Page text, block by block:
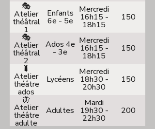
🎭
Atelier
théâtral
1
Enfants
6e - 5e
Mercredi
16h15 -
18h15
150
🎭
Atelier
théâtral
2
Ados 4e
- 3e
Mercredi
16h15 -
18h15
150
🐛
Atelier
théâtre
ados
Lycéens
Mercredi
18h30 -
20h30
150
🦋
Atelier
théâtre
adulte
Adultes
Mardi
19h30 -
22h30
200